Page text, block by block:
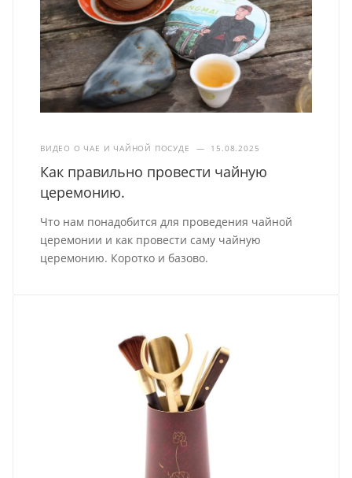
ВИДЕО О ЧАЕ И ЧАЙНОЙ ПОСУДЕ — 15.08.2025
Как правильно провести чайную
церемонию.
Что нам понадобится для проведения чайной
церемонии и как провести саму чайную
церемонию. Коротко и базово.